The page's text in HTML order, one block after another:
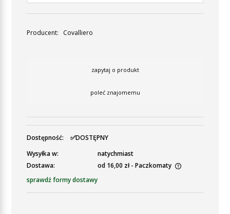
Producent: Covalliero
zapytaj o produkt
poleć znajomemu
Dostępność:
✅DOSTĘPNY
Wysyłka w:
natychmiast
Dostawa:
od 16,00 zł - Paczkomaty
Cena nie zawiera ewentualnych kosztów płatności
sprawdź formy dostawy